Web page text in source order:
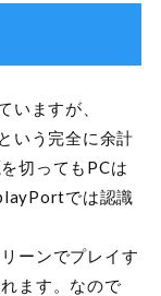
ますが、
いう完全に余計
切ってもPCは
では認識
ーンでプレイす
ます。なので